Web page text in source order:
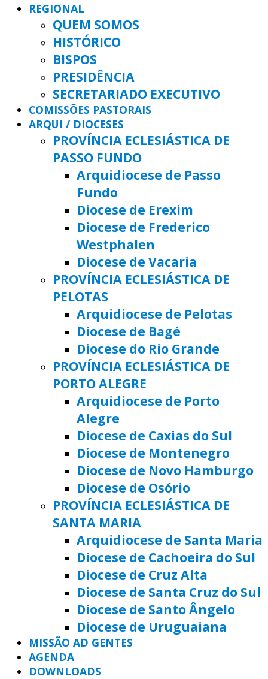
REGIONAL
QUEM SOMOS
HISTÓRICO
BISPOS
PRESIDÊNCIA
SECRETARIADO EXECUTIVO
COMISSÕES PASTORAIS
ARQUI / DIOCESES
PROVÍNCIA ECLESIÁSTICA DE
PASSO FUNDO
Arquidiocese de Passo
Fundo
Diocese de Erexim
Diocese de Frederico
Westphalen
Diocese de Vacaria
PROVÍNCIA ECLESIÁSTICA DE
PELOTAS
Arquidiocese de Pelotas
Diocese de Bagé
Diocese do Rio Grande
PROVÍNCIA ECLESIÁSTICA DE
PORTO ALEGRE
Arquidiocese de Porto
Alegre
Diocese de Caxias do Sul
Diocese de Montenegro
Diocese de Novo Hamburgo
Diocese de Osório
PROVÍNCIA ECLESIÁSTICA DE
SANTA MARIA
Arquidiocese de Santa Maria
Diocese de Cachoeira do Sul
Diocese de Cruz Alta
Diocese de Santa Cruz do Sul
Diocese de Santo Ângelo
Diocese de Uruguaiana
MISSÃO AD GENTES
AGENDA
DOWNLOADS